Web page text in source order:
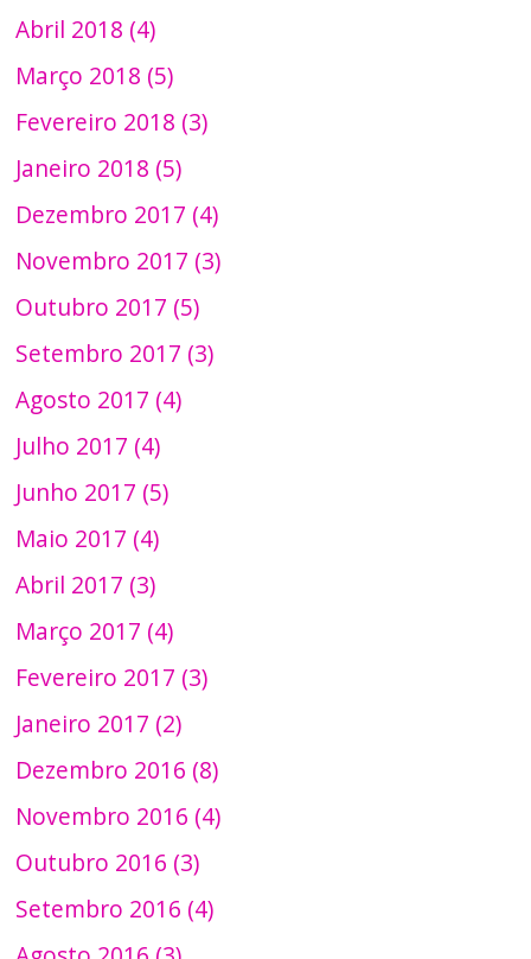
Abril 2018 (4)
Março 2018 (5)
Fevereiro 2018 (3)
Janeiro 2018 (5)
Dezembro 2017 (4)
Novembro 2017 (3)
Outubro 2017 (5)
Setembro 2017 (3)
Agosto 2017 (4)
Julho 2017 (4)
Junho 2017 (5)
Maio 2017 (4)
Abril 2017 (3)
Março 2017 (4)
Fevereiro 2017 (3)
Janeiro 2017 (2)
Dezembro 2016 (8)
Novembro 2016 (4)
Outubro 2016 (3)
Setembro 2016 (4)